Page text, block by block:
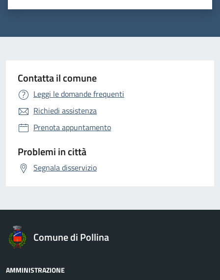
Contatta il comune
Leggi le domande frequenti
Richiedi assistenza
Prenota appuntamento
Problemi in città
Segnala disservizio
Comune di Pollina
AMMINISTRAZIONE